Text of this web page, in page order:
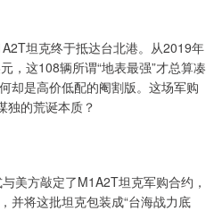
坦克终于抵达台北港。从2019年
，这108辆所谓“地表最强”才总算凑
却是高价低配的阉割版。这场军购
独的荒诞本质？
美方敲定了M1A2T坦克军购合约，
并将这批坦克包装成“台海战力底